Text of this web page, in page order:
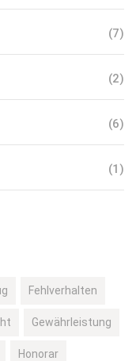
(7)
(2)
(6)
(1)
Fehlverhalten
Gewährleistung
Honorar